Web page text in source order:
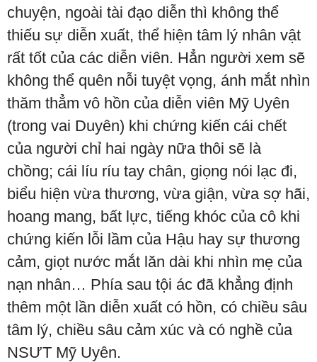
chuyện, ngoài tài đạo diễn thì không thể
thiếu sự diễn xuất, thể hiện tâm lý nhân vật
rất tốt của các diễn viên. Hẳn người xem sẽ
không thể quên nỗi tuyệt vọng, ánh mắt nhìn
thăm thẳm vô hồn của diễn viên Mỹ Uyên
(trong vai Duyên) khi chứng kiến cái chết
của người chỉ hai ngày nữa thôi sẽ là
chồng; cái líu ríu tay chân, giọng nói lạc đi,
biểu hiện vừa thương, vừa giận, vừa sợ hãi,
hoang mang, bất lực, tiếng khóc của cô khi
chứng kiến lỗi lầm của Hậu hay sự thương
cảm, giọt nước mắt lăn dài khi nhìn mẹ của
nạn nhân… Phía sau tội ác đã khẳng định
thêm một lần diễn xuất có hồn, có chiều sâu
tâm lý, chiều sâu cảm xúc và có nghề của
NSƯT Mỹ Uyên.